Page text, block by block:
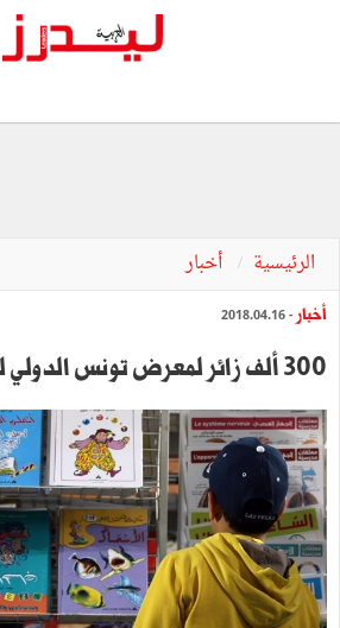
الرئيسية أخبار
أخبار - 2018.04.16
300 ألف زائر لمعرض تونس الدولي للكتاب في دورته 34